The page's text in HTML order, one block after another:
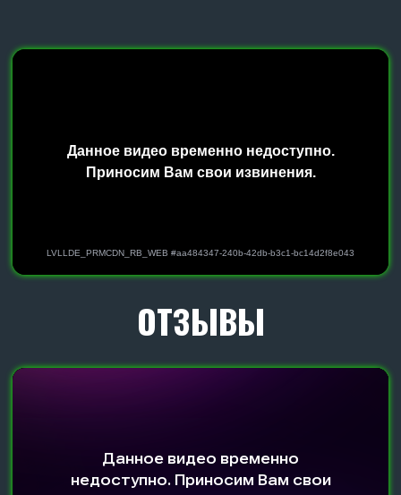
Благодаря современной S-образной стойке 90х14
с проворотом наша дисковая борона может
работать по переувлаженным землям и из-за
НАШЕМ ДИСКЕ
Диски с наплавкой гранита от нашего